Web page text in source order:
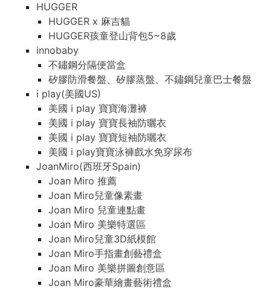
HUGGER
HUGGER x 麻吉貓
HUGGER孩童登山背包5~8歲
innobaby
不鏽鋼分隔便當盒
矽膠防滑餐盤、矽膠蒸盤、不鏽鋼兒童巴士餐盤
i play(美國US)
美國 i play 寶寶海灘褲
美國 i play 寶寶長袖防曬衣
美國 i play 寶寶短袖防曬衣
美國 i play寶寶泳褲戲水免穿尿布
JoanMiro(西班牙Spain)
Joan Miro 推薦
Joan Miro兒童像素畫
Joan Miro 兒童連點畫
Joan Miro 美樂特選區
Joan Miro兒童3D紙模館
Joan Miro手指畫創藝禮盒
Joan Miro 美樂拼圖創意區
Joan Miro豪華繪畫藝術禮盒